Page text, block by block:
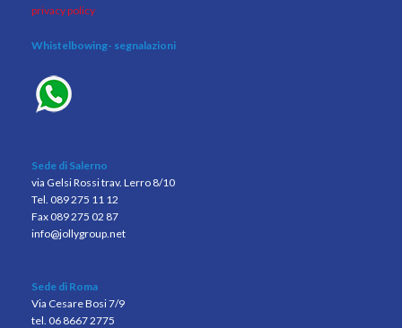
privacy policy
Whistelbowing- segnalazioni
Sede di Salerno
via Gelsi Rossi trav. Lerro 8/10
Tel. 089 275 11 12
Fax 089 275 02 87
info@jollygroup.net
Sede di Roma
Via Cesare Bosi 7/9
tel. 06 8667 2775